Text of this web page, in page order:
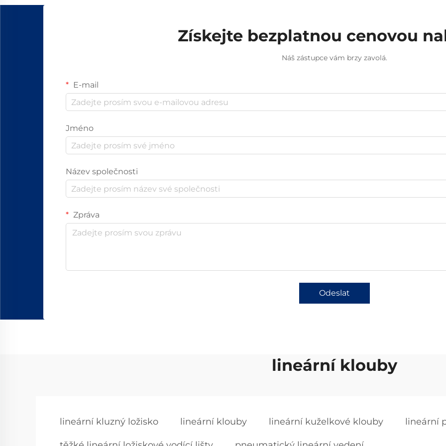
Získejte bezplatnou cenovou
Náš zástupce vám brzy zavolá.
E-mail
Jméno
Název společnosti
Zpráva
Odeslat
lineární klouby
lineární kluzný ložisko lineární klouby lineární kuželkové klouby lineární